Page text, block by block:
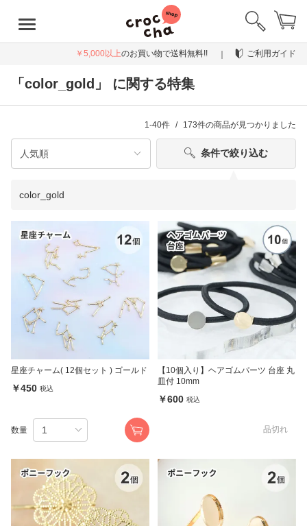
￥5,000以上のお買い物で送料無料!! ご利用ガイド
「color_gold」 に関する特集
1-40件 173件の商品が見つかりました
条件で絞り込む
color_gold
星座チャーム( 12個セット ) ゴールド
￥450 税込
数量
【10個入り】ヘアゴムパーツ 台座 丸
皿付 10mm
￥600 税込
品切れ